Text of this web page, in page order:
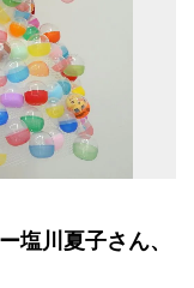
塩川夏子さん、